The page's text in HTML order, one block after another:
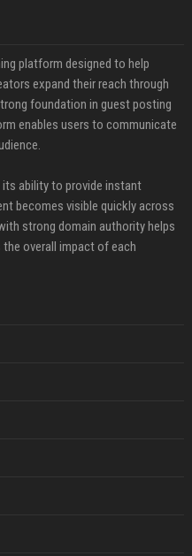
platform designed to help
expand their reach through
foundation in guest posting
enables users to communicate
its ability to provide instant
becomes visible quickly across
strong domain authority helps
overall impact of each